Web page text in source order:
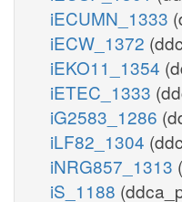
iECUMN_1333
iECW_1372
iEKO11_1354
iETEC_1333
iG2583_1286
iLF82_1304
iNRG857_1313
iS_1188